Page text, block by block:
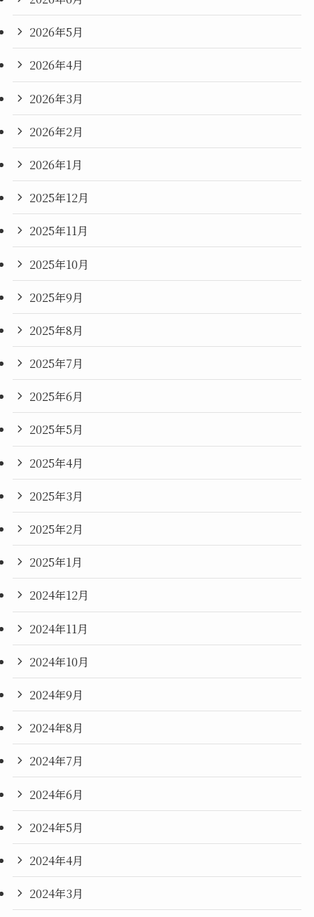
2026年5月
2026年4月
2026年3月
2026年2月
2026年1月
2025年12月
2025年11月
2025年10月
2025年9月
2025年8月
2025年7月
2025年6月
2025年5月
2025年4月
2025年3月
2025年2月
2025年1月
2024年12月
2024年11月
2024年10月
2024年9月
2024年8月
2024年7月
2024年6月
2024年5月
2024年4月
2024年3月